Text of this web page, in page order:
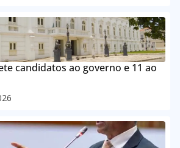
candidatos ao governo e 11 ao